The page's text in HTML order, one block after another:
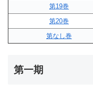
第19巻
第20巻
第なし巻
第一期